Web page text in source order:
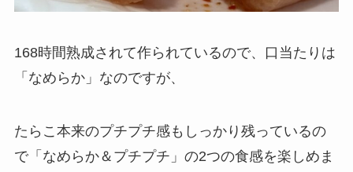
168時間熟成されて作られているので、口当たりは
「なめらか」なのですが、
たらこ本来のプチプチ感もしっかり残っているの
で「なめらか＆プチプチ」の2つの食感を楽しめま